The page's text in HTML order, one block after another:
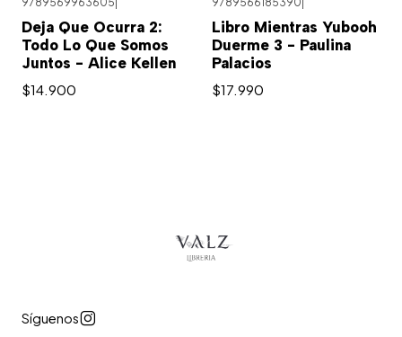
Deja Que Ocurra 2:
Todo Lo Que Somos
Juntos - Alice Kellen
$14.900
Libro Mientras Yubooh
Duerme 3 - Paulina
Palacios
$17.990
Síguenos